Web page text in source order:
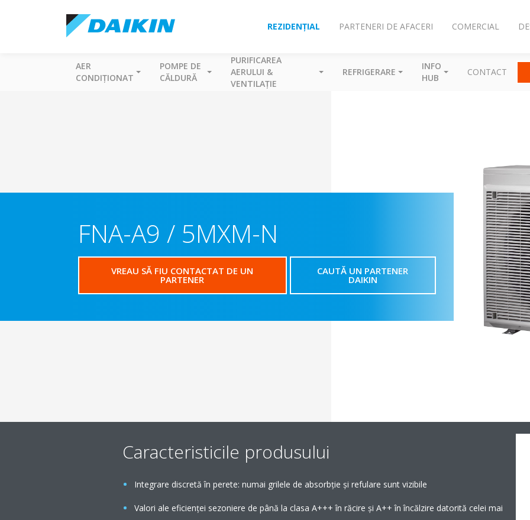
REZIDENȚIAL PARTENERI DE AFACERI COMERCIAL
AER
CONDIȚIONAT
POMPE DE
CĂLDURĂ
PURIFICAREA
AERULUI &
VENTILAȚIE
REFRIGERARE
INFO
HUB
CONTACT
FNA-A9 / 5MXM-N
VREAU SĂ FIU CONTACTAT DE UN
PARTENER
CAUTĂ UN PARTENER
DAIKIN
Caracteristicile produsului
Integrare discretă în perete: numai grilele de absorbţie şi refulare sunt vizibile
Valori ale eficienţei sezoniere de până la clasa A+++ în răcire şi A++ în încălzire datorită celei mai